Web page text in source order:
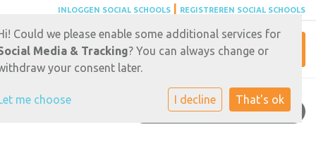
INLOGGEN SOCIAL SCHOOLS REGISTREREN SOCIAL SCHOOLS
EXTERNE CONTACTEN
Could we please enable some additional services for
Media & Tracking? You can always change or
your consent later.
me choose I decline That's ok